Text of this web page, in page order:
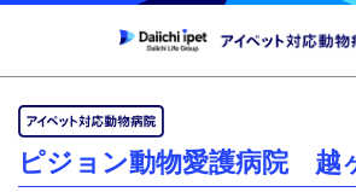
ピジョン動物愛護病院 越